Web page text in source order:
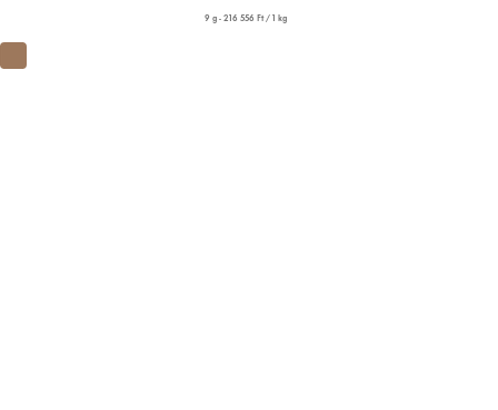
9 g - 216 556 Ft / 1 kg